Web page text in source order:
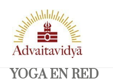
contenido
YOGA EN RED